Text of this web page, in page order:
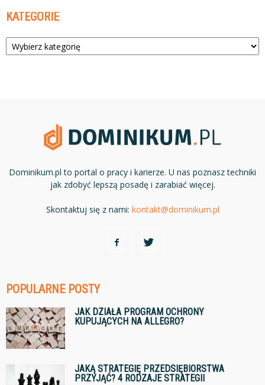
KATEGORIE
Kategorie
Dominikum.pl to portal o pracy i karierze. U nas poznasz techniki
jak zdobyć lepszą posadę i zarabiać więcej.
Skontaktuj się z nami: kontakt@dominikum.pl
POPULARNE POSTY
JAK DZIAŁA PROGRAM OCHRONY
KUPUJĄCYCH NA ALLEGRO?
JAKĄ STRATEGIĘ PRZEDSIĘBIORSTWA
PRZYJĄĆ? 4 RODZAJE STRATEGII